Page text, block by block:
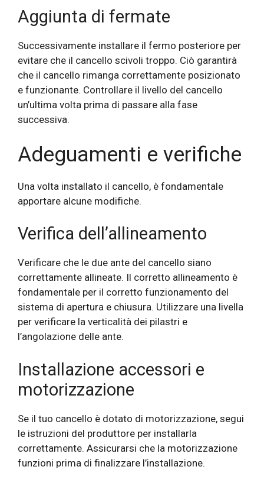
Aggiunta di fermate
Successivamente installare il fermo posteriore per
evitare che il cancello scivoli troppo. Ciò garantirà
che il cancello rimanga correttamente posizionato
e funzionante. Controllare il livello del cancello
un’ultima volta prima di passare alla fase
successiva.
Adeguamenti e verifiche
Una volta installato il cancello, è fondamentale
apportare alcune modifiche.
Verifica dell’allineamento
Verificare che le due ante del cancello siano
correttamente allineate. Il corretto allineamento è
fondamentale per il corretto funzionamento del
sistema di apertura e chiusura. Utilizzare una livella
per verificare la verticalità dei pilastri e
l’angolazione delle ante.
Installazione accessori e
motorizzazione
Se il tuo cancello è dotato di motorizzazione, segui
le istruzioni del produttore per installarla
correttamente. Assicurarsi che la motorizzazione
funzioni prima di finalizzare l’installazione.